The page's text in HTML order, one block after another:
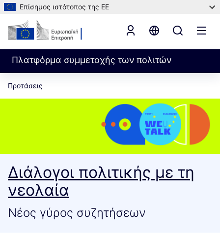
Επίσημος ιστότοπος της ΕΕ
Πλατφόρμα συμμετοχής των πολιτών
Προτάσεις
Διάλογοι πολιτικής με τη
νεολαία
Νέος γύρος συζητήσεων